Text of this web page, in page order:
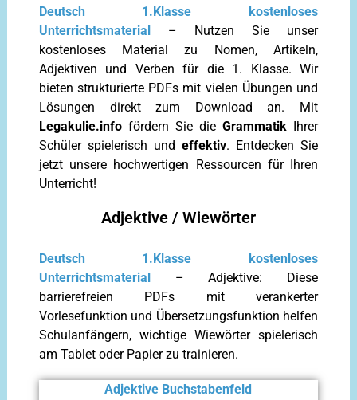
Deutsch 1.Klasse kostenloses
Unterrichtsmaterial– Nutzen Sie unser
kostenloses Material zu Nomen, Artikeln,
Adjektiven und Verben für die 1. Klasse. Wir
bieten strukturierte PDFs mit vielen Übungen und
Lösungen direkt zum Download an. Mit
Legakulie.infofördern Sie dieGrammatik Ihrer
Schüler spielerisch und effektiv. Entdecken Sie
jetzt unsere hochwertigen Ressourcen für Ihren
Unterricht!
Adjektive / Wiewörter
Deutsch 1.Klasse kostenloses
Unterrichtsmaterial– Adjektive: Diese
barrierefreien PDFs mit verankerter
Vorlesefunktion und Übersetzungsfunktion helfen
Schulanfängern, wichtige Wiewörter spielerisch
am Tablet oder Papier zu trainieren.
Adjektive Buchstabenfeld